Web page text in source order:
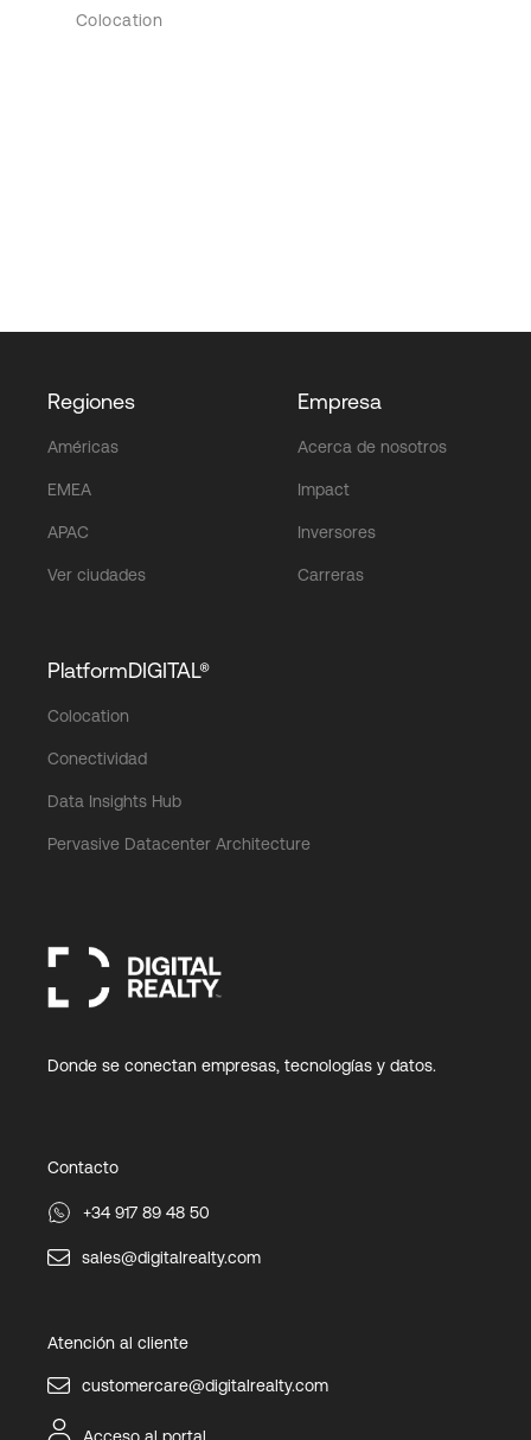
Colocation
Regiones
Américas
EMEA
APAC
Ver ciudades
Empresa
Acerca de nosotros
Impact
Inversores
Carreras
PlatformDIGITAL®
Colocation
Conectividad
Data Insights Hub
Pervasive Datacenter Architecture
Donde se conectan empresas, tecnologías y datos.
Contacto
+34 917 89 48 50
sales@digitalrealty.com
Atención al cliente
customercare@digitalrealty.com